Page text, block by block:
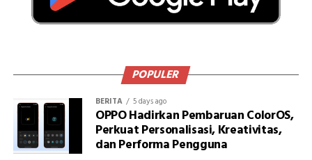
POPULER
BERITA 5 days ago
OPPO Hadirkan Pembaruan ColorOS,
Perkuat Personalisasi, Kreativitas,
dan Performa Pengguna